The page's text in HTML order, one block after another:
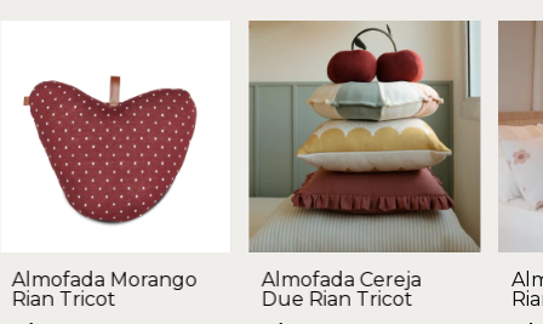
Almofada Morango
Rian Tricot
Almofada Cereja
Due Rian Tricot